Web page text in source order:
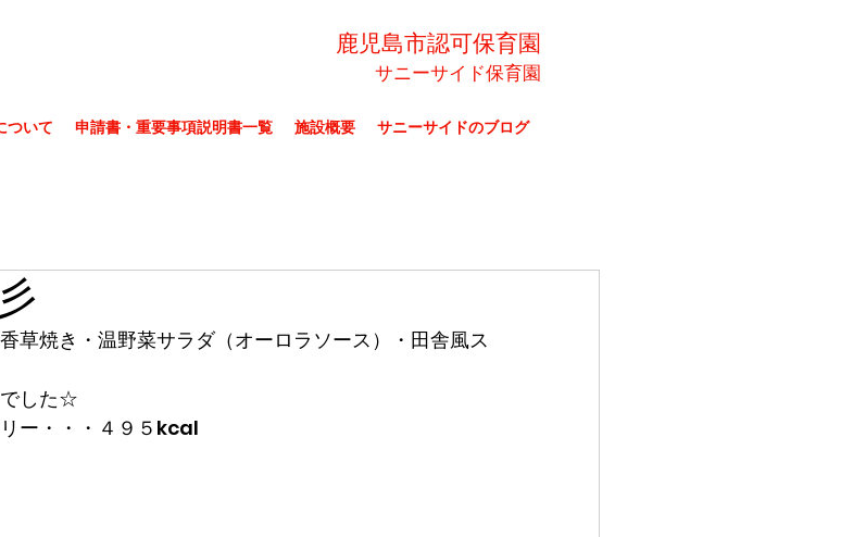
鹿児島市認可保育園
サニーサイド保育園
ついて 申請書・重要事項説明書一覧 施設概要 サニーサイドのブログ
草焼き・温野菜サラダ（オーロラソース）・田舎風ス
でした☆
ー・・・４９５kcal